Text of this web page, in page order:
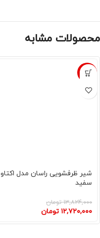
محصولات مشابه
-8%
شیر ظرفشویی راسان مدل اکتاو
سفید
۱۳,۸۲۴,۰۰۰ تومان
۱۲,۷۲۰,۰۰۰ تومان